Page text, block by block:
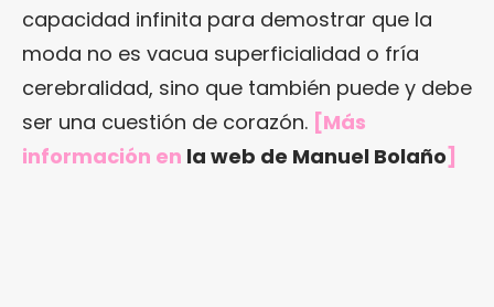
capacidad infinita para demostrar que la
moda no es vacua superficialidad o fría
cerebralidad, sino que también puede y debe
ser una cuestión de corazón. [Más
información en la web de Manuel Bolaño]